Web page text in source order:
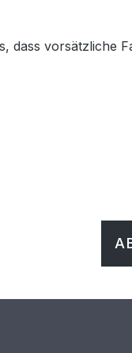
dass vorsätzliche